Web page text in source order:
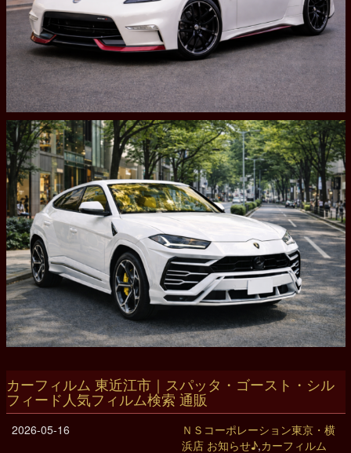
カーフィルム 東近江市｜スパッタ・ゴースト・シル
フィード人気フィルム検索 通販
2026-05-16
ＮＳコーポレーション東京・横
浜店 お知らせ♪,カーフィルム